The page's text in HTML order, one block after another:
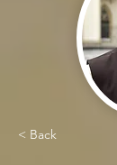
< Back